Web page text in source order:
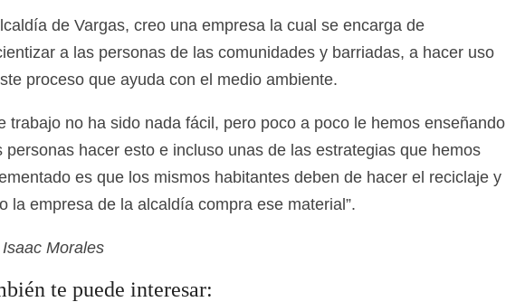
de Vargas, creo una empresa la cual se encarga de
a las personas de las comunidades y barriadas, a hacer uso
proceso que ayuda con el medio ambiente.
trabajo no ha sido nada fácil, pero poco a poco le hemos enseñando
personas hacer esto e incluso unas de las estrategias que hemos
es que los mismos habitantes deben de hacer el reciclaje y
la empresa de la alcaldía compra ese material”.
Isaac Morales
te puede interesar: